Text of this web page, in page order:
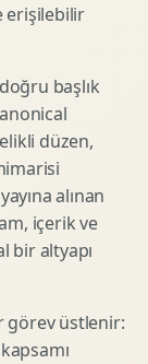
erişilebilir
başlık
düzen,
alınan
içerik ve
bir altyapı
görev üstlenir: